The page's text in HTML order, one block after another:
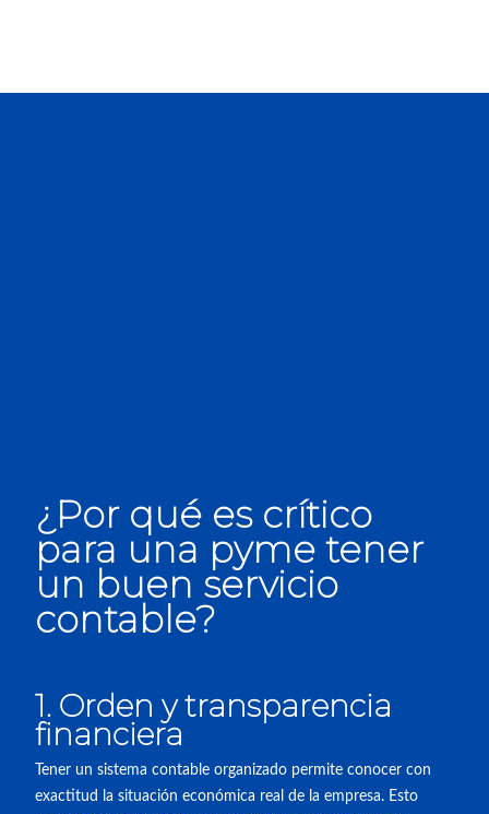
¿Por qué es crítico
para una pyme tener
un buen servicio
contable?
1. Orden y transparencia
financiera
Tener un sistema contable organizado permite conocer con
exactitud la situación económica real de la empresa. Esto